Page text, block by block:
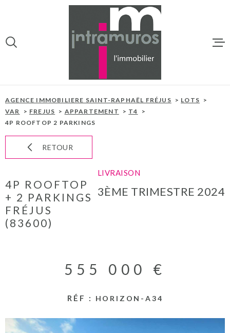
recherche
principal
NOS BIENS À
NOTRE
AGENCE IMMOBILIERE SAINT-RAPHAËL FRÉJUS
LOTS
VAR
FREJUS APPARTEMENT
T4
4P ROOFTOP 2 PARKINGS
RETOUR
4P ROOFTOP
+ 2 PARKINGS
FRÉJUS
(83600)
LIVRAISON
3ÈME TRIMESTRE 2024
555 000 €
RÉF : HORIZON-A34
VOTRE
RECHERCHE
D'OFFRE
OFFRES PROGRAMMES
NEUFS
CHAMPS